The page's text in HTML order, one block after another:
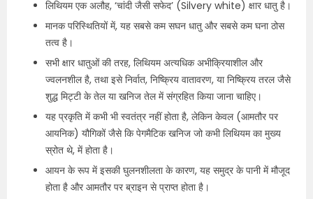
लिथियम एक अलौह, ‘चांदी जैसी सफेद’ (Silvery white) क्षार धातु है।
मानक परिस्थितियों में, यह सबसे कम सघन धातु और सबसे कम घना ठोस
तत्व है।
सभी क्षार धातुओं की तरह, लिथियम अत्यधिक अभीक्रियाशील और
ज्वलनशील है, तथा इसे निर्वात, निष्क्रिय वातावरण, या निष्क्रिय तरल जैसे
शुद्ध मिट्टी के तेल या खनिज तेल में संग्रहित किया जाना चाहिए।
यह प्रकृति में कभी भी स्वतंत्र नहीं होता है, लेकिन केवल (आमतौर पर
आयनिक) यौगिकों जैसे कि पेगमैटिक खनिज जो कभी लिथियम का मुख्य
स्रोत थे, में होता है।
आयन के रूप में इसकी घुलनशीलता के कारण, यह समुद्र के पानी में मौजूद
होता है और आमतौर पर ब्राइन से प्राप्त होता है।